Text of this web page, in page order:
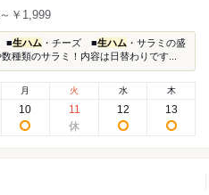
￥1,999
■生ハム ・チーズ ■生ハム ・サラミの盛
数種類のサラミ！内容は日替わりです...
月
10
火
11
水
12
木
13